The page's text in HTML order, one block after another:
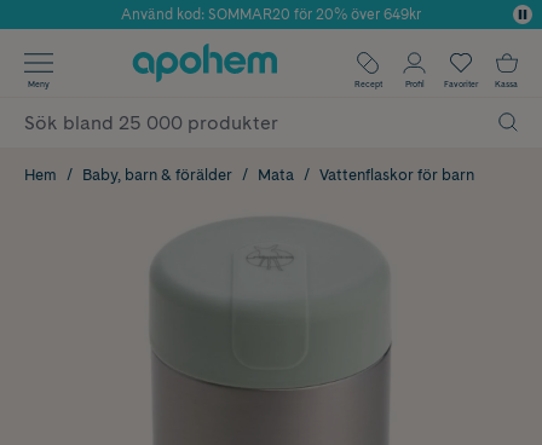
Årets Butik 2025 inom Skönhet
Använd kod: SOMMAR20 för 20% över 649kr
✓ Fri frakt
✓ Poäng på alla köp*
Meny Recept Profil Favoriter Kassa
Hem Baby, barn & förälder Mata Vattenflaskor för barn